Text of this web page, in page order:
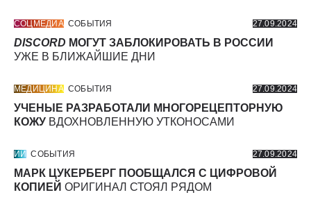
СОЦМЕДИА СОБЫТИЯ 27.09.2024
DISCORD МОГУТ ЗАБЛОКИРОВАТЬ В РОССИИ
УЖЕ В БЛИЖАЙШИЕ ДНИ
МЕДИЦИНА СОБЫТИЯ 27.09.2024
УЧЕНЫЕ РАЗРАБОТАЛИ МНОГОРЕЦЕПТОРНУЮ
КОЖУ ВДОХНОВЛЕННУЮ УТКОНОСАМИ
ИИ СОБЫТИЯ 27.09.2024
МАРК ЦУКЕРБЕРГ ПООБЩАЛСЯ С ЦИФРОВОЙ
КОПИЕЙ ОРИГИНАЛ СТОЯЛ РЯДОМ